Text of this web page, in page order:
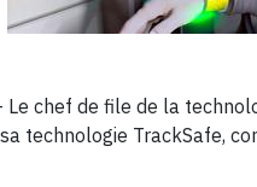
chef de file de la
technologie TrackSafe,